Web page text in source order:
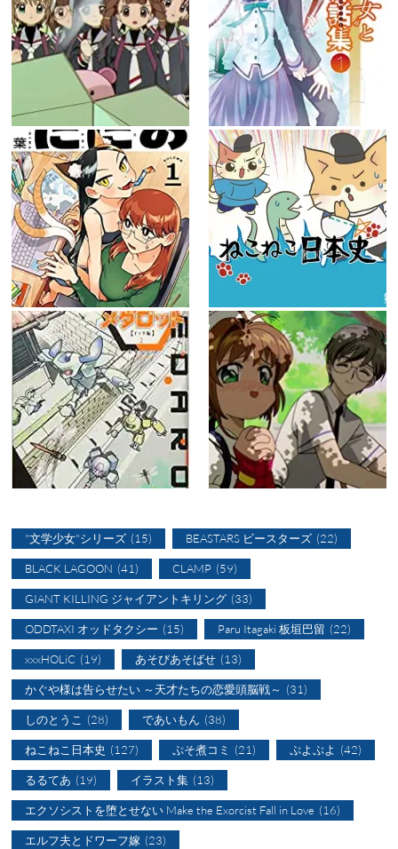
"文学少女"シリーズ (15) BEASTARS ビースターズ (22)
BLACK LAGOON (41) CLAMP (59)
GIANT KILLING ジャイアントキリング (33)
ODDTAXI オッドタクシー (15) Paru Itagaki 板垣巴留 (22)
xxxHOLiC (19) あそびあそばせ (13)
かぐや様は告らせたい ～天才たちの恋愛頭脳戦～ (31)
しのとうこ (28) であいもん (38)
ねこねこ日本史 (127) ぷそ煮コミ (21) ぷよぷよ (42)
るるてあ (19) イラスト集 (13)
エクソシストを堕とせない Make the Exorcist Fall in Love (16)
エルフ夫とドワーフ嫁 (23)